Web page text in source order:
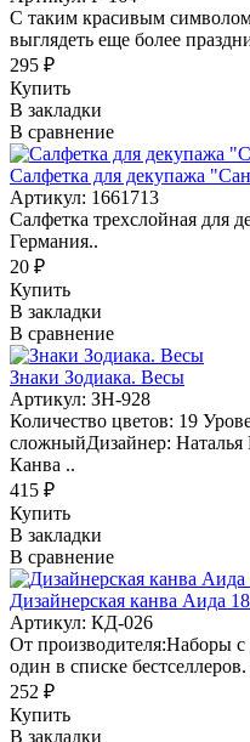
С таким красивым
выглядеть еще более
295 ₽
Купить
В закладки
В сравнение
Салфетка для декупажа
Артикул: 1661713
Салфетка трехслойная для
Германия..
20 ₽
Купить
В закладки
В сравнение
Знаки Зодиака. Весы
Артикул: ЗН-928
Количество цветов: 19
сложныйДизайнер: Наталья
Канва ..
415 ₽
Купить
В закладки
В сравнение
Дизайнерская канва Аида
Артикул: КД-026
От производителя:Наборы
один в списке
252 ₽
Купить
В закладки